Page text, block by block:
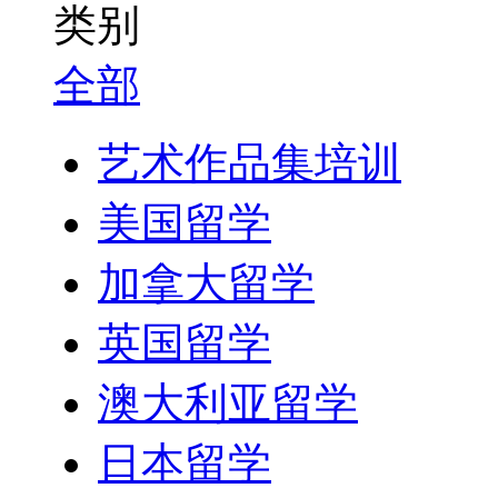
类别
全部
艺术作品集培训
美国留学
加拿大留学
英国留学
澳大利亚留学
日本留学